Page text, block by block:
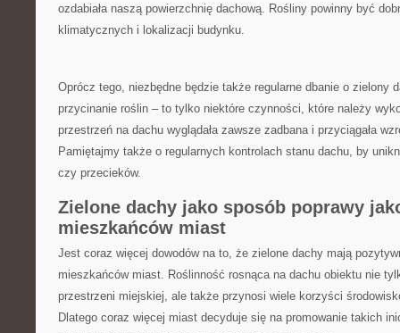
ozdabiała naszą powierzchnię ‍dachową. Rośliny powinny ⁢być
klimatycznych i lokalizacji budynku.
Oprócz tego, niezbędne będzie‍ także regularne dbanie o zielony
przycinanie roślin – to tylko niektóre czynności, które należy
przestrzeń na dachu wyglądała zawsze zadbana ⁢i przyciągała
Pamiętajmy także o regularnych kontrolach stanu dachu, ⁣by
czy⁢ przecieków.
Zielone dachy jako sposób poprawy
mieszkańców miast
Jest coraz​ więcej ⁤dowodów na⁤ to, że zielone⁢ dachy mają
mieszkańców miast. Roślinność rosnąca na dachu obiektu nie
przestrzeni miejskiej, ale‍ także przynosi ⁣wiele korzyści
Dlatego ‌coraz więcej miast ⁢decyduje się na promowanie takich‌